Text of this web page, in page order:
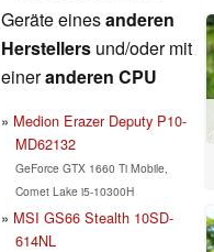
Geräte einesanderen
Herstellers und/oder mit
eineranderen CPU
Medion Erazer Deputy P10-
MD62132
GeForce GTX 1660 Ti Mobile,
Comet Lake i5-10300H
MSI GS66 Stealth 10SD-
614NL